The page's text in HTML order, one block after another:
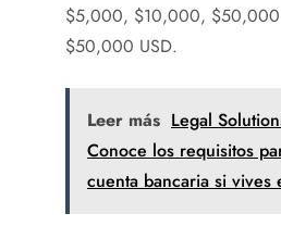
$5,000, $10,000, $50,000
$50,000 USD.
Leer más Legal
Conoce los requisitos
cuenta bancaria si vives